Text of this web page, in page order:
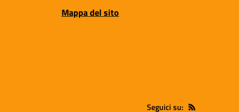
Mappa del sito
Seguici su: